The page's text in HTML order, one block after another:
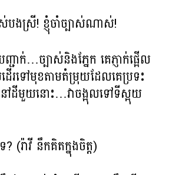
បងស្រី! ខ្ញុំចាំច្បាស់ណាស់!
ាក់…ច្បាស់និងភ្នែក គេភ្ញាក់ផ្អើល
រទៅមុខតាមតំម្រុយដែលគេប្រទះ
ៅដីមួយនោះ…វាចង្អុលទៅទីស្អុយ
(រ៉ាវី នឹកគិតក្នុងចិត្ត)